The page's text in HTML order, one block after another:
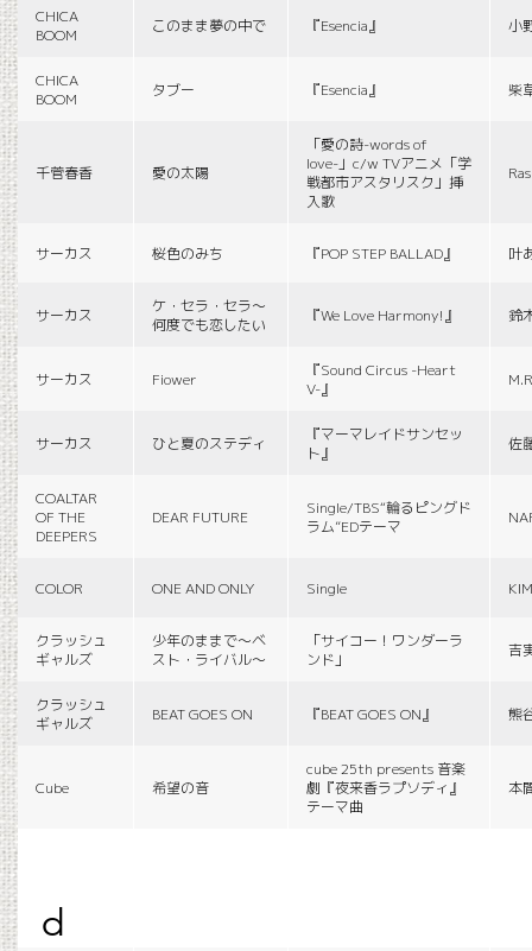
CHICA
BOOM
このまま夢の中で 『Esencia』 小
CHICA
BOOM
タブー 『Esencia』 柴
千菅春香 愛の太陽
「愛の詩-words of
love-」c/w TVアニメ「学
戦都市アスタリスク」挿
入歌
サーカス 桜色のみち 『POP STEP BALLAD』 叶
サーカス
ケ・セラ・セラ〜
何度でも恋したい
『We Love Harmony!』 鈴
サーカス Fiower
『Sound Circus -Heart
V-』
サーカス ひと夏のステディ
『マーマレイドサンセッ
ト』
佐
COALTAR
OF THE
DEEPERS
DEAR FUTURE
Single/TBS“輪るピングド
ラム”EDテーマ
COLOR ONE AND ONLY Single
クラッシュ
ギャルズ
少年のままで〜ベ
スト・ライバル〜
「サイコー！ワンダーラ
ンド」
吉
クラッシュ
ギャルズ
BEAT GOES ON 『BEAT GOES ON』 熊
Cube 希望の音
cube 25th presents 音楽
劇『夜来香ラプソディ』
テーマ曲
本
d